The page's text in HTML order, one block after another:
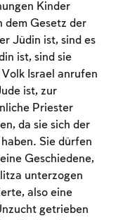
Kinder
dem Gesetz der
Jüdin ist, sind es
ist, sind sie
Israel anrufen
ist, zur
Priester
da sie sich der
Sie dürfen
Geschiedene,
unterzogen
also eine
getrieben